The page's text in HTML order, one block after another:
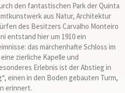
den fantastischen Park der Quinta
aus Natur, Architektur
des Besitzers Carvalho Monteiro
entstand hier um 1910 ein
das märchenhafte Schloss im
zierliche Kapelle und
Erlebnis ist der Abstieg in
einen in den Boden gebauten Turm,
erinnert.